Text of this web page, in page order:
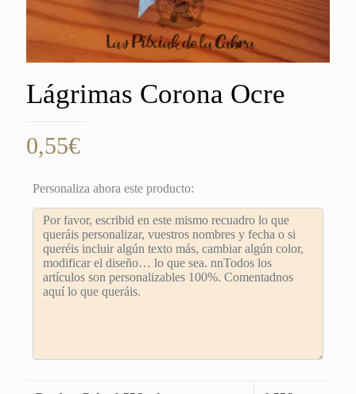
Lágrimas Corona Ocre
0,55€
Personaliza ahora este producto: